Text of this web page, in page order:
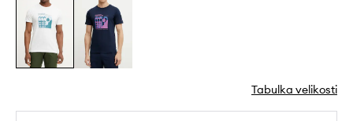
Tabulka velikosti